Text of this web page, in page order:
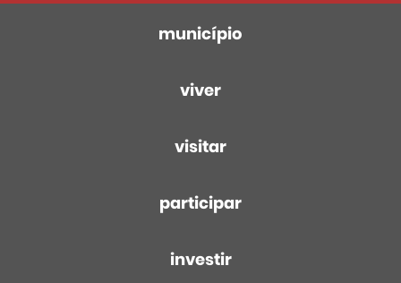
município
viver
visitar
participar
investir